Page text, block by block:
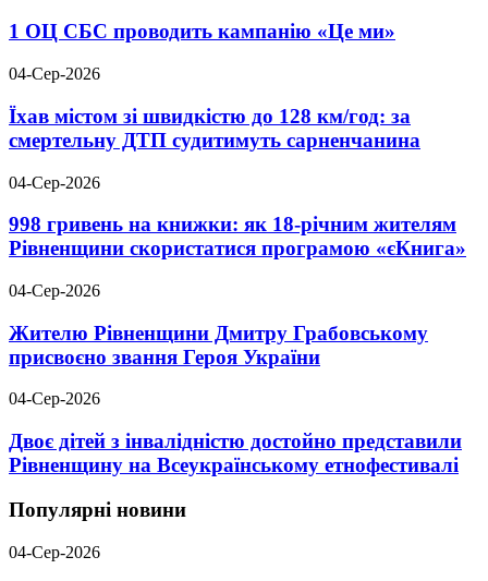
1 ОЦ СБС проводить кампанію «Це ми»
04-Сер-2026
Їхав містом зі швидкістю до 128 км/год: за
смертельну ДТП судитимуть сарненчанина
04-Сер-2026
998 гривень на книжки: як 18-річним жителям
Рівненщини скористатися програмою «єКнига»
04-Сер-2026
Жителю Рівненщини Дмитру Грабовському
присвоєно звання Героя України
04-Сер-2026
Двоє дітей з інвалідністю достойно представили
Рівненщину на Всеукраїнському етнофестивалі
Популярні новини
04-Сер-2026